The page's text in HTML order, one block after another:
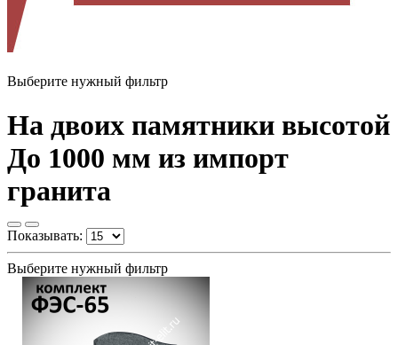
Выберите нужный фильтр
На двоих памятники высотой
До 1000 мм из импорт
гранита
Показывать:
Выберите нужный фильтр